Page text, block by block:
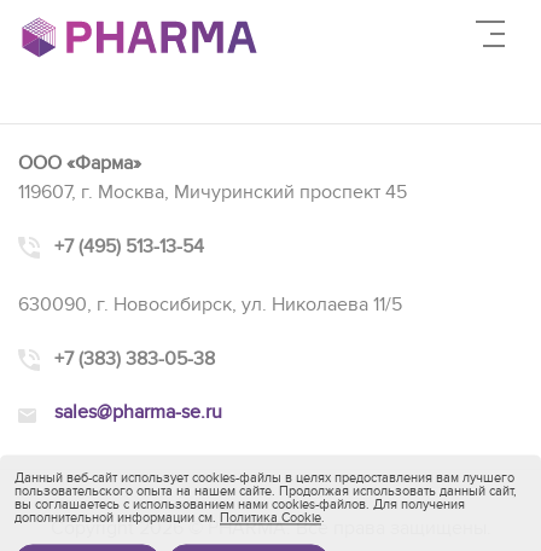
ООО «Фарма»
119607, г. Москва, Мичуринский проспект 45
+7 (495) 513-13-54
630090, г. Новосибирск, ул. Николаева 11/5
+7 (383) 383-05-38
sales@pharma-se.ru
Copyright 2026 © PHARMA. Все права защищены.
Данный веб-сайт использует cookies-файлы в целях предоставления вам лучшего
пользовательского опыта на нашем сайте. Продолжая использовать данный сайт,
вы соглашаетесь с использованием нами cookies-файлов. Для получения
дополнительной информации см. Политика Cookie.